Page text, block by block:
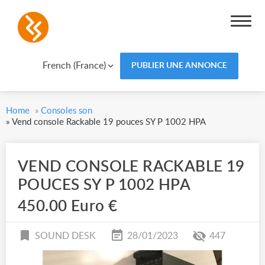
French (France) PUBLIER UNE ANNONCE
Home » Consoles son
» Vend console Rackable 19 pouces SY P 1002 HPA
VEND CONSOLE RACKABLE 19
POUCES SY P 1002 HPA
450.00 Euro €
SOUND DESK 28/01/2023 447